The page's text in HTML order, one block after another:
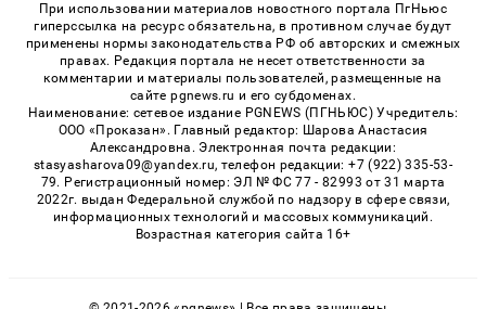
При использовании материалов новостного портала ПгНьюс
гиперссылка на ресурс обязательна, в противном случае будут
применены нормы законодательства РФ об авторских и смежных
правах. Редакция портала не несет ответственности за
комментарии и материалы пользователей, размещенные на
сайте pgnews.ru и его субдоменах.
Наименование: сетевое издание PGNEWS (ПГНЬЮС) Учредитель:
ООО «Проказан». Главный редактор: Шарова Анастасия
Александровна. Электронная почта редакции:
stasyasharova09@yandex.ru, телефон редакции: +7 (922) 335-53-
79. Регистрационный номер: ЭЛ № ФС 77 - 82993 от 31 марта
2022г. выдан Федеральной службой по надзору в сфере связи,
информационных технологий и массовых коммуникаций.
Возрастная категория сайта 16+